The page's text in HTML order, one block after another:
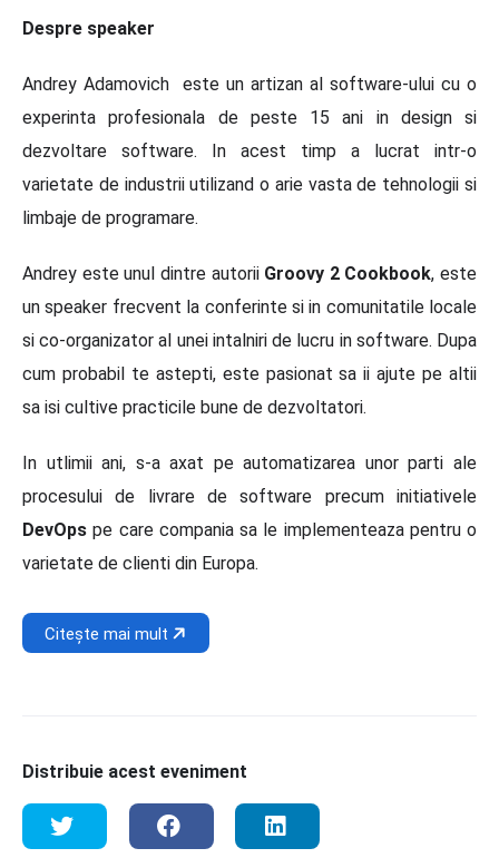
Despre speaker
Andrey Adamovich este un artizan al software-ului cu o
experinta profesionala de peste 15 ani in design si
dezvoltare software. In acest timp a lucrat intr-o
varietate de industrii utilizand o arie vasta de tehnologii si
limbaje de programare.
Andrey este unul dintre autorii Groovy 2 Cookbook, este
un speaker frecvent la conferinte si in comunitatile locale
si co-organizator al unei intalniri de lucru in software. Dupa
cum probabil te astepti, este pasionat sa ii ajute pe altii
sa isi cultive practicile bune de dezvoltatori.
In utlimii ani, s-a axat pe automatizarea unor parti ale
procesului de livrare de software precum initiativele
DevOps pe care compania sa le implementeaza pentru o
varietate de clienti din Europa.
Citește mai mult
Distribuie acest eveniment